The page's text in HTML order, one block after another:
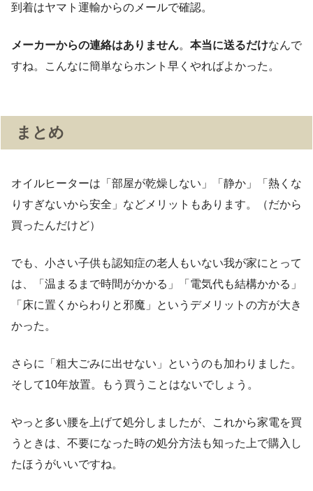
到着はヤマト運輸からのメールで確認。
メーカーからの連絡はありません。 本当に送るだけなんで
すね。こんなに簡単ならホント早くやればよかった。
まとめ
オイルヒーターは「部屋が乾燥しない」「静か」「熱くな
りすぎないから安全」などメリットもあります。（だから
買ったんだけど）
でも、小さい子供も認知症の老人もいない我が家にとって
は、「温まるまで時間がかかる」「電気代も結構かかる」
「床に置くからわりと邪魔」というデメリットの方が大き
かった。
さらに「粗大ごみに出せない」というのも加わりました。
そして10年放置。もう買うことはないでしょう。
やっと多い腰を上げて処分しましたが、これから家電を買
うときは、不要になった時の処分方法も知った上で購入し
たほうがいいですね。